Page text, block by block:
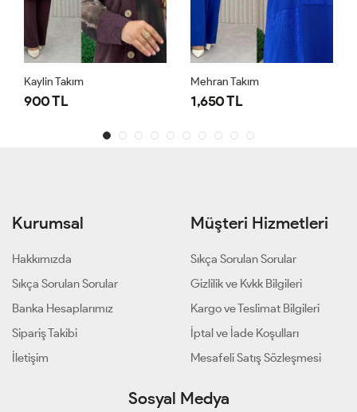
Kaylin Takım
900 TL
Mehran Takım
1,650 TL
Kurumsal
Hakkımızda
Sıkça Sorulan Sorular
Banka Hesaplarımız
Sipariş Takibi
İletişim
Müşteri Hizmetleri
Sıkça Sorulan Sorular
Gizlilik ve Kvkk Bilgileri
Kargo ve Teslimat Bilgileri
İptal ve İade Koşulları
Mesafeli Satış Sözleşmesi
Sosyal Medya